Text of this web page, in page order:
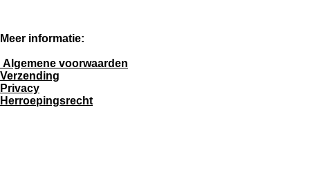
Meer informatie:
Algemene voorwaarden
Verzending
Privacy
Herroepingsrecht